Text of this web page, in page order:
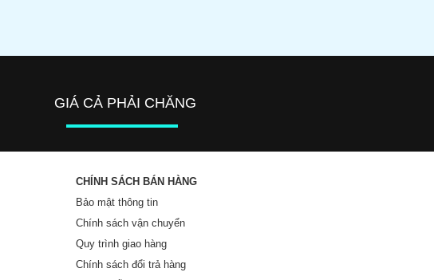
GIÁ CẢ PHẢI CHĂNG
CHÍNH SÁCH BÁN HÀNG
Bảo mật thông tin
Chính sách vận chuyển
Quy trình giao hàng
Chính sách đổi trả hàng